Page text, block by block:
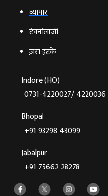
व्‍यापार
टेक्‍नोलॉजी
ज़रा हटके
Indore (HO)
0731-4220027/ 4220036
Bhopal
+91 93298 48099
Jabalpur
+91 75662 28278